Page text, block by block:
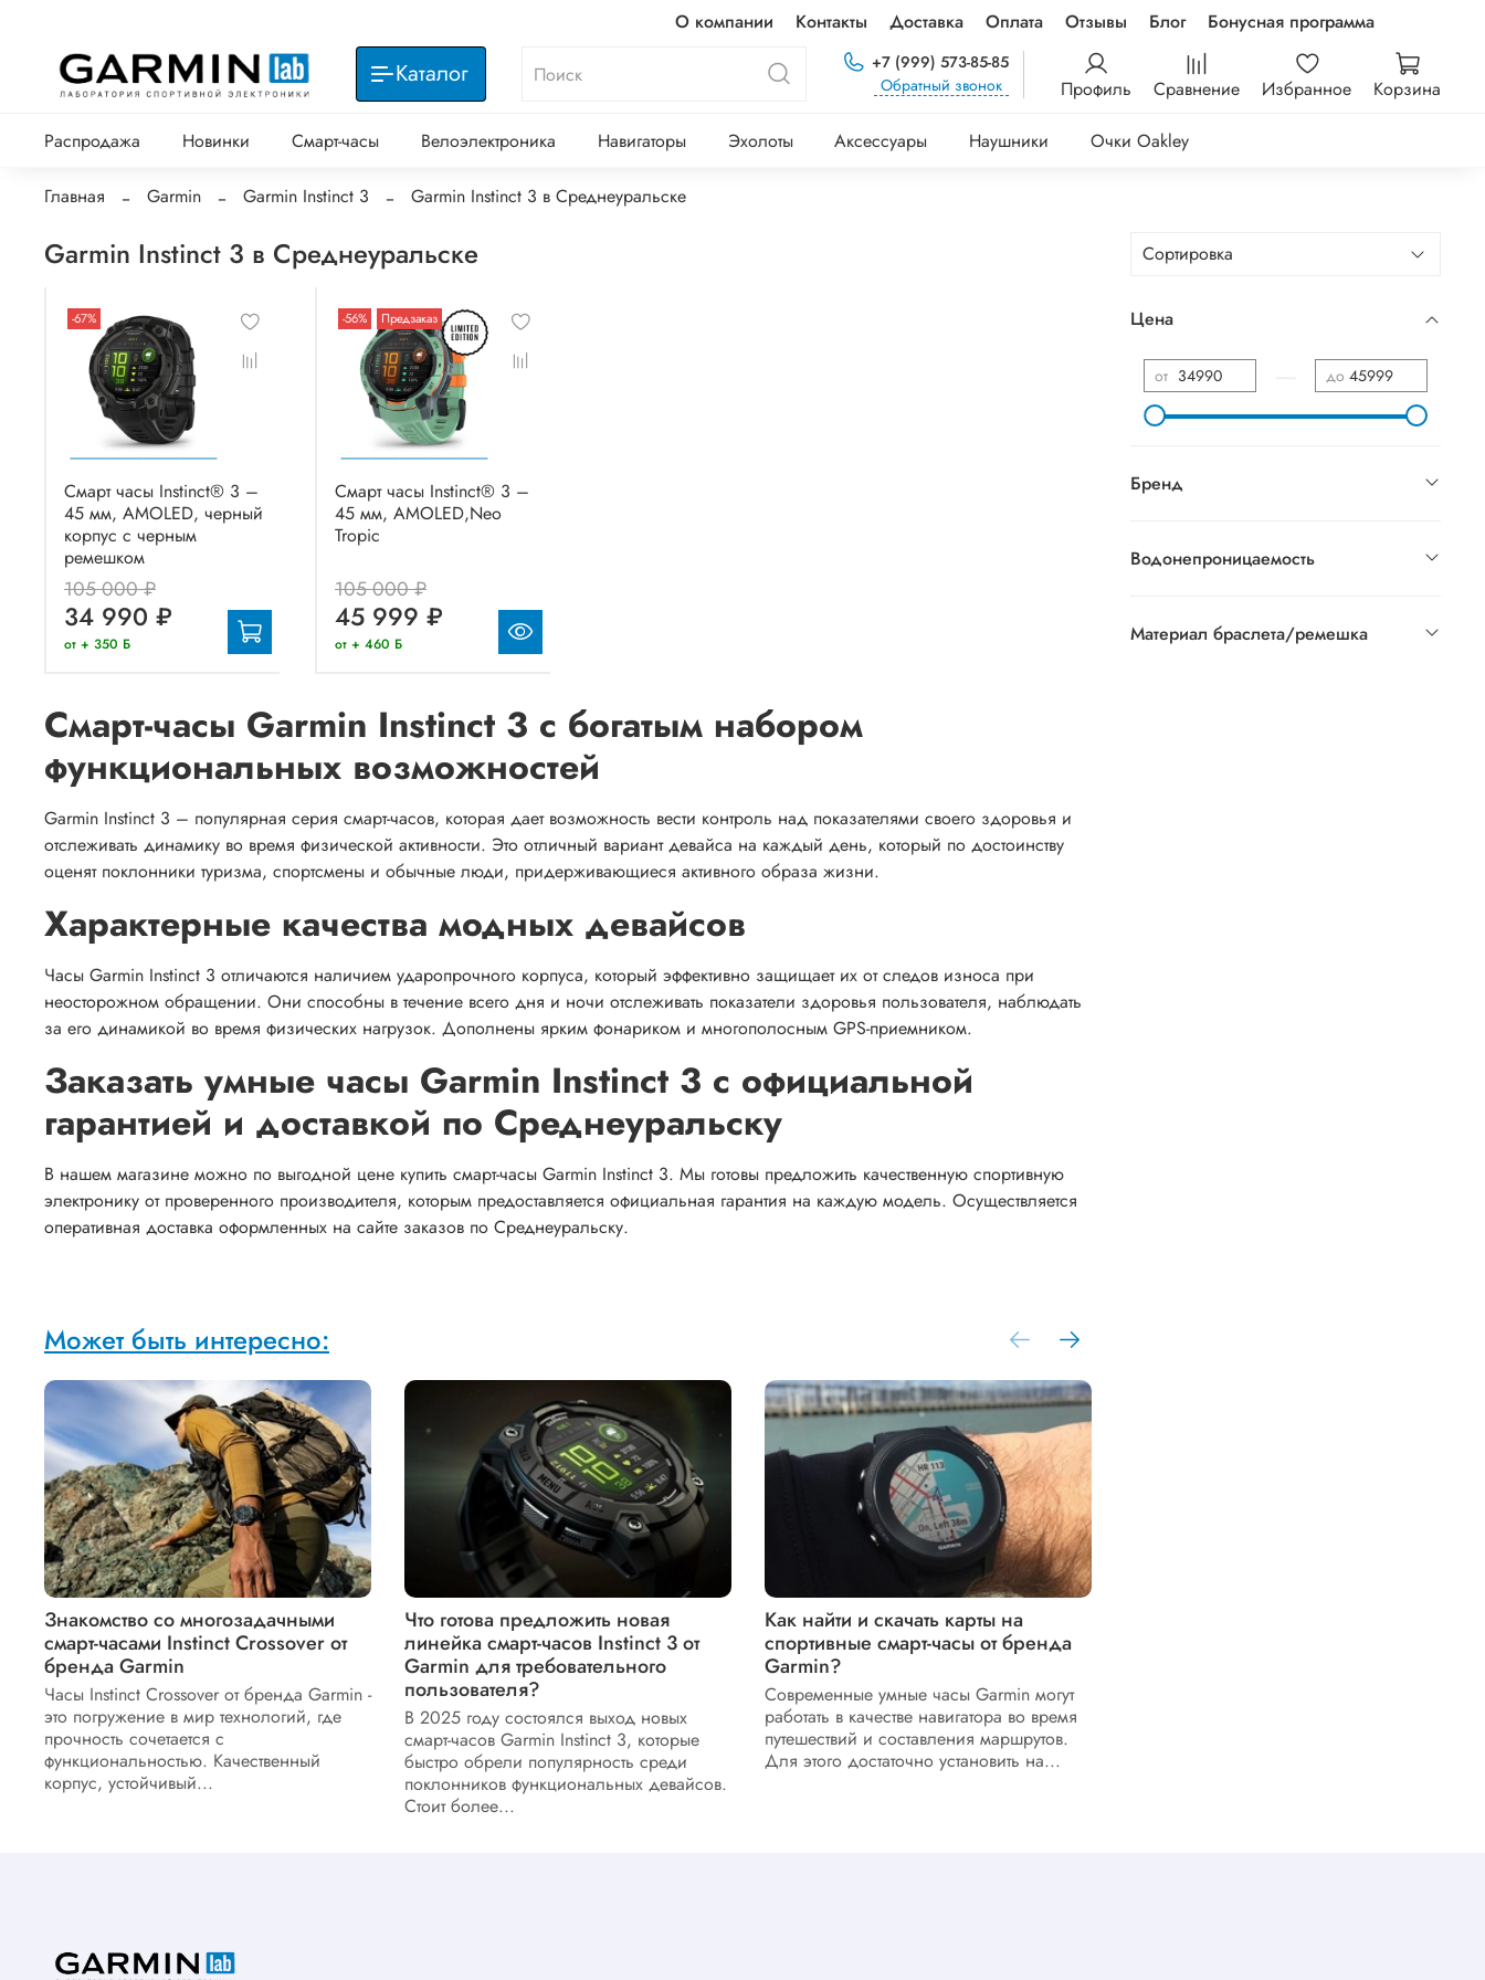
О компании Контакты Доставка Оплата Отзывы Блог Бонусная программа
Каталог
+7 (999) 573-85-85
Обратный звонок
Профиль Сравнение Избранное Корзина
Распродажа Новинки Смарт-часы Велоэлектроника Навигаторы Эхолоты Аксессуары Наушники Очки Oakley
Главная Garmin Garmin Instinct 3 Garmin Instinct 3 в Среднеуральске
Garmin Instinct 3 в Среднеуральске
-67%
Смарт часы Instinct® 3 –
45 мм, AMOLED, черный
корпус с черным
ремешком
105 000 ₽
34 990 ₽
от + 350 Б
-56% Предзаказ
Смарт часы Instinct® 3 –
45 мм, AMOLED,Neo
Tropic
105 000 ₽
45 999 ₽
от + 460 Б
Смарт-часы Garmin Instinct 3 с богатым набором
функциональных возможностей
Garmin Instinct 3 – популярная серия смарт-часов, которая дает возможность вести контроль над показателями своего здоровья и
отслеживать динамику во время физической активности. Это отличный вариант девайса на каждый день, который по достоинству
оценят поклонники туризма, спортсмены и обычные люди, придерживающиеся активного образа жизни.
Характерные качества модных девайсов
Часы Garmin Instinct 3 отличаются наличием ударопрочного корпуса, который эффективно защищает их от следов износа при
неосторожном обращении. Они способны в течение всего дня и ночи отслеживать показатели здоровья пользователя, наблюдать
за его динамикой во время физических нагрузок. Дополнены ярким фонариком и многополосным GPS-приемником.
Заказать умные часы Garmin Instinct 3 с официальной
гарантией и доставкой по Среднеуральску
В нашем магазине можно по выгодной цене купить смарт-часы Garmin Instinct 3. Мы готовы предложить качественную спортивную
электронику от проверенного производителя, которым предоставляется официальная гарантия на каждую модель. Осуществляется
оперативная доставка оформленных на сайте заказов по Среднеуральску.
Может быть интересно:
Знакомство со многозадачными
смарт-часами Instinct Crossover от
бренда Garmin
Часы Instinct Crossover от бренда Garmin -
это погружение в мир технологий, где
прочность сочетается с
функциональностью. Качественный
корпус, устойчивый...
Что готова предложить новая
линейка смарт-часов Instinct 3 от
Garmin для требовательного
пользователя?
В 2025 году состоялся выход новых
смарт-часов Garmin Instinct 3, которые
быстро обрели популярность среди
поклонников функциональных девайсов.
Стоит более...
Как найти и скачать карты на
спортивные смарт-часы от бренда
Garmin?
Современные умные часы Garmin могут
работать в качестве навигатора во время
путешествий и составления маршрутов.
Для этого достаточно установить на...
Цена
от до
Бренд
Водонепроницаемость
Материал браслета/ремешка